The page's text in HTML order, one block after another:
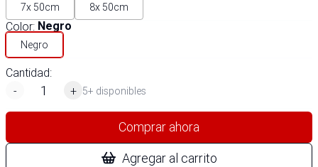
7x 50cm 8x 50cm
Color: Negro
Negro
Cantidad:
-
+ 5+ disponibles
Comprar ahora
Agregar al carrito